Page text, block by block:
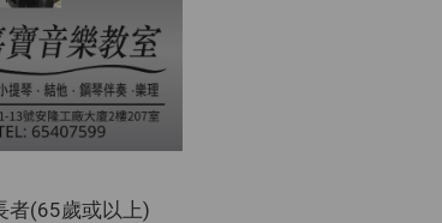
者(65歲或以上)